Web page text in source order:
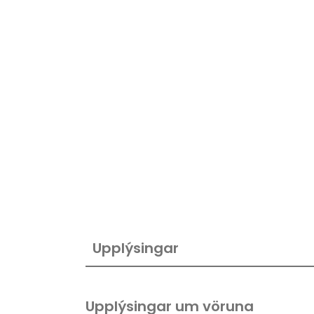
Upplýsingar
Upplýsingar um vöruna